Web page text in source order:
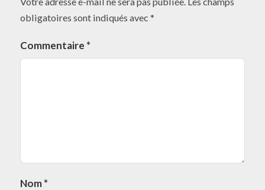
obligatoires sont indiqués avec *
Commentaire *
Nom*